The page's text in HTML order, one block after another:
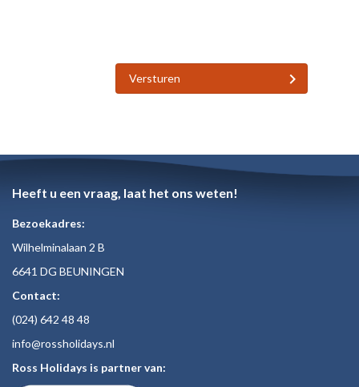
Versturen
Heeft u een vraag, laat het ons weten!
Bezoekadres:
Wilhelminalaan 2 B
6641 DG BEUNINGEN
Contact:
(024) 642 48 48
info@rossholidays.nl
Ross Holidays is partner van: